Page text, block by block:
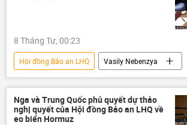
8 Tháng Tư, 00:23
Hội đồng Bảo an LHQ
Vasily Nebenzya
Donald Trump
Chính trị
Thế giới
Hoa Kỳ
xung đột
Trung Quốc
Trung Đông
eo biển Hormuz
Nga và Trung Quốc phủ quyết dự thảo
nghị quyết của Hội đồng Bảo an LHQ về
eo biển Hormuz